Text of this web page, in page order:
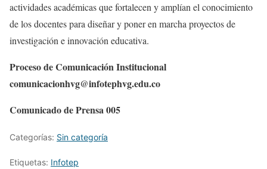
actividades académicas que fortalecen y amplían el conocimiento
de los docentes para diseñar y poner en marcha proyectos de
investigación e innovación educativa.
Proceso de Comunicación Institucional
comunicacionhvg@infotephvg.edu.co
Comunicado de Prensa 005
Categorías: Sin categoría
Etiquetas: Infotep